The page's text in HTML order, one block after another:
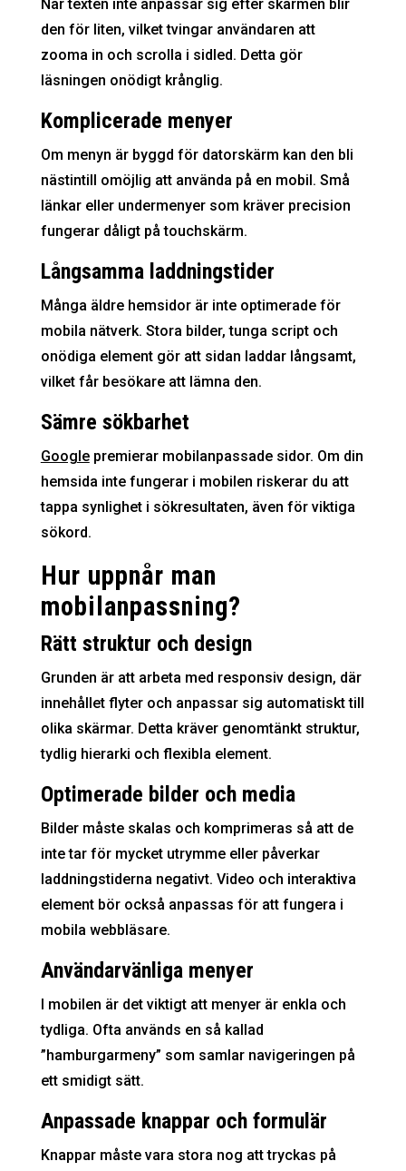
När texten inte anpassar sig efter skärmen blir
den för liten, vilket tvingar användaren att
zooma in och scrolla i sidled. Detta gör
läsningen onödigt krånglig.
Komplicerade menyer
Om menyn är byggd för datorskärm kan den bli
nästintill omöjlig att använda på en mobil. Små
länkar eller undermenyer som kräver precision
fungerar dåligt på touchskärm.
Långsamma laddningstider
Många äldre hemsidor är inte optimerade för
mobila nätverk. Stora bilder, tunga script och
onödiga element gör att sidan laddar långsamt,
vilket får besökare att lämna den.
Sämre sökbarhet
Googlepremierar mobilanpassade sidor. Om din
hemsida inte fungerar i mobilen riskerar du att
tappa synlighet i sökresultaten, även för viktiga
sökord.
Hur uppnår man
mobilanpassning?
Rätt struktur och design
Grunden är att arbeta med responsiv design, där
innehållet flyter och anpassar sig automatiskt till
olika skärmar. Detta kräver genomtänkt struktur,
tydlig hierarki och flexibla element.
Optimerade bilder och media
Bilder måste skalas och komprimeras så att de
inte tar för mycket utrymme eller påverkar
laddningstiderna negativt. Video och interaktiva
element bör också anpassas för att fungera i
mobila webbläsare.
Användarvänliga menyer
I mobilen är det viktigt att menyer är enkla och
tydliga. Ofta används en så kallad
”hamburgarmeny” som samlar navigeringen på
ett smidigt sätt.
Anpassade knappar och formulär
Knappar måste vara stora nog att tryckas på